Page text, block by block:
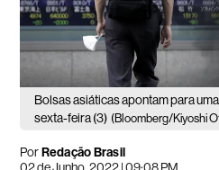
Bolsas asiáticas apontam para
sexta-feira (3) (Bloomberg/Kiyoshi
PorRedação Brasil